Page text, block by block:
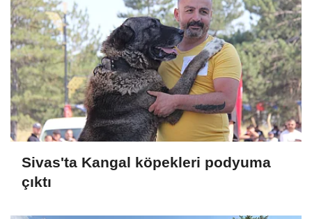
Sivas'ta Kangal köpekleri podyuma
çıktı